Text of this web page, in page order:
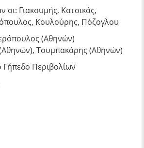
οι: Γιακουμής, Κατσικάς,
Κουλούρης, Πόζογλου
(Αθηνών)
Τουμπακάρης (Αθηνών)
Περιβολίων